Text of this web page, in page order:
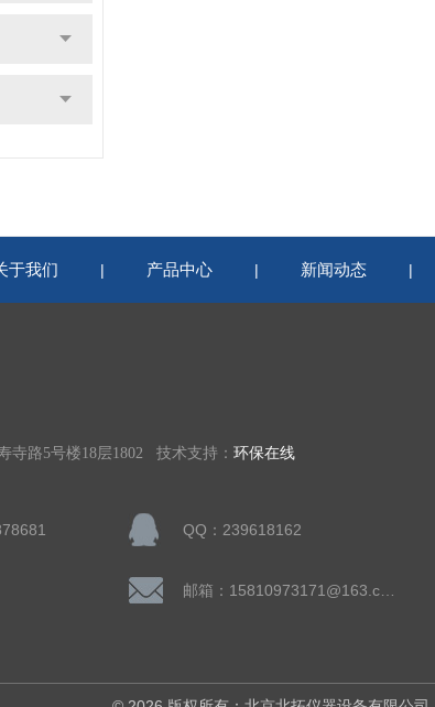
于我们 | 产品中心 | 新闻动态 |
寺路5号楼18层1802 技术支持： 环保在线
QQ：239618162